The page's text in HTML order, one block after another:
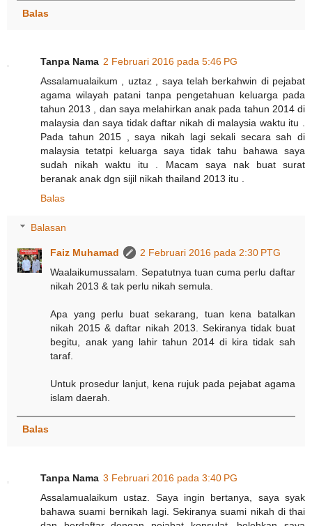
Balas
Tanpa Nama 2 Februari 2016 pada 5:46 PG
Assalamualaikum , uztaz , saya telah berkahwin di pejabat
agama wilayah patani tanpa pengetahuan keluarga pada
tahun 2013 , dan saya melahirkan anak pada tahun 2014 di
malaysia dan saya tidak daftar nikah di malaysia waktu itu .
Pada tahun 2015 , saya nikah lagi sekali secara sah di
malaysia tetatpi keluarga saya tidak tahu bahawa saya
sudah nikah waktu itu . Macam saya nak buat surat
beranak anak dgn sijil nikah thailand 2013 itu .
Balas
Balasan
Faiz Muhamad
2 Februari 2016 pada 2:30 PTG
Waalaikumussalam. Sepatutnya tuan cuma perlu daftar
nikah 2013 & tak perlu nikah semula.
Apa yang perlu buat sekarang, tuan kena batalkan
nikah 2015 & daftar nikah 2013. Sekiranya tidak buat
begitu, anak yang lahir tahun 2014 di kira tidak sah
taraf.
Untuk prosedur lanjut, kena rujuk pada pejabat agama
islam daerah.
Balas
Tanpa Nama 3 Februari 2016 pada 3:40 PG
Assalamualaikum ustaz. Saya ingin bertanya, saya syak
bahawa suami bernikah lagi. Sekiranya suami nikah di thai